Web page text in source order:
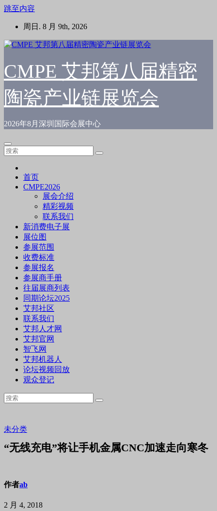
跳至内容
周日. 8 月 9th, 2026
CMPE 艾邦第八届精密
陶瓷产业链展览会
2026年8月深圳国际会展中心
首页
CMPE2026
展会介绍
精彩视频
联系我们
新消费电子展
展位图
参展范围
收费标准
参展报名
参展商手册
往届展商列表
同期论坛2025
艾邦社区
联系我们
艾邦人才网
艾邦官网
智飞网
艾邦机器人
论坛视频回放
观众登记
未分类
“无线充电”将让手机金属CNC加速走向寒冬
作者ab
2 月 4, 2018